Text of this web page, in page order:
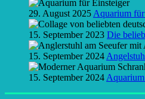
29. August 2025 Aquarium
15. September 2023 Die
15. September 2024
15. September 2024